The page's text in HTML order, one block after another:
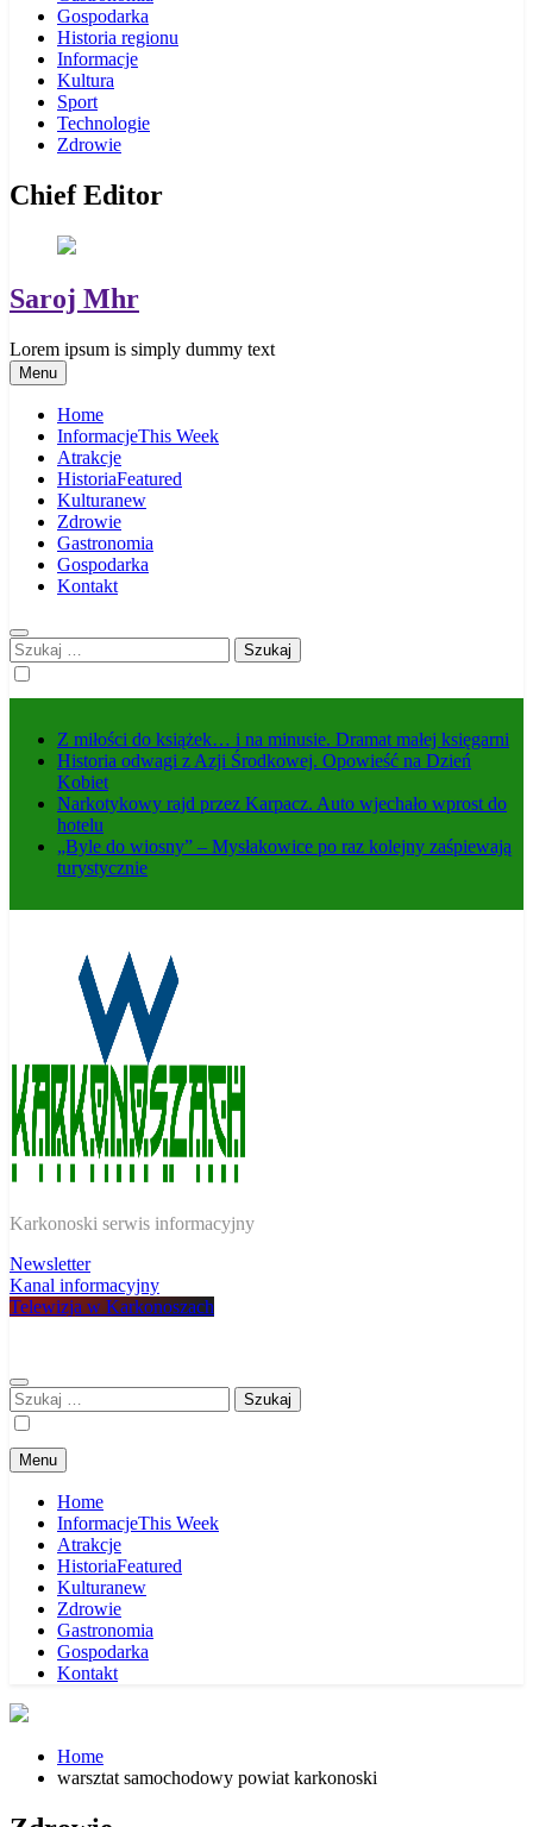
Gospodarka
Historia regionu
Informacje
Kultura
Sport
Technologie
Zdrowie
Chief Editor
Saroj Mhr
Lorem ipsum is simply dummy text
Menu
Home
InformacjeThis Week
Atrakcje
HistoriaFeatured
Kulturanew
Zdrowie
Gastronomia
Gospodarka
Kontakt
Szukaj:
Z miłości do książek… i na minusie. Dramat małej księgarni
Historia odwagi z Azji Środkowej. Opowieść na Dzień
Kobiet
Narkotykowy rajd przez Karpacz. Auto wjechało wprost do
hotelu
„Byle do wiosny” – Mysłakowice po raz kolejny zaśpiewają
turystycznie
W Karkonoszach
Karkonoski serwis informacyjny
Newsletter
Kanal informacyjny
Telewizja w Karkonoszach
Szukaj:
Menu
Home
InformacjeThis Week
Atrakcje
HistoriaFeatured
Kulturanew
Zdrowie
Gastronomia
Gospodarka
Kontakt
Home
warsztat samochodowy powiat karkonoski